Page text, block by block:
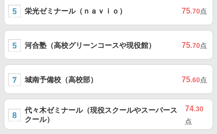
栄光ゼミナール（ｎａｖｉｏ） 75.70点
河合塾（高校グリーンコースや現役館） 75.70点
城南予備校（高校部） 75.60点
代々木ゼミナール（現役スクールやスーパース
クール）
74.30
点